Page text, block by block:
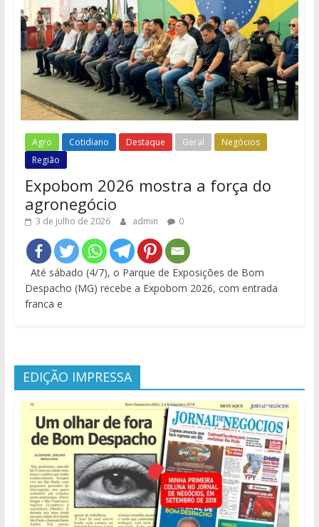
Agro Cotidiano Destaque Geral
Negócios
Região
Expobom 2026 mostra a força do
agronegócio
3 de julho de 2026 admin 0
Até sábado (4/7), o Parque de Exposições de Bom
Despacho (MG) recebe a Expobom 2026, com entrada
franca e
EDIÇÃO IMPRESSA